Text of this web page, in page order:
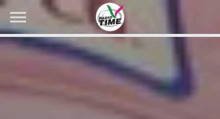
CERCA NEL SITO WEB: